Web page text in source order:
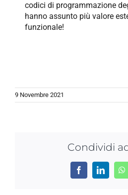
codici di programmazione
hanno assunto più valore
funzionale!
9 Novembre 2021
Condividi
FacebookLinkedIn